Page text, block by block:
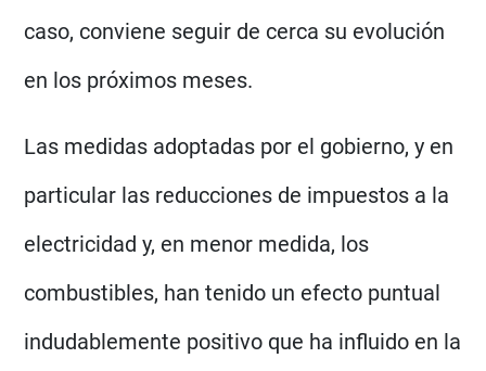
caso, conviene seguir de cerca su evolución
en los próximos meses.
Las medidas adoptadas por el gobierno, y en
particular las reducciones de impuestos a la
electricidad y, en menor medida, los
combustibles, han tenido un efecto puntual
indudablemente positivo que ha influido en la